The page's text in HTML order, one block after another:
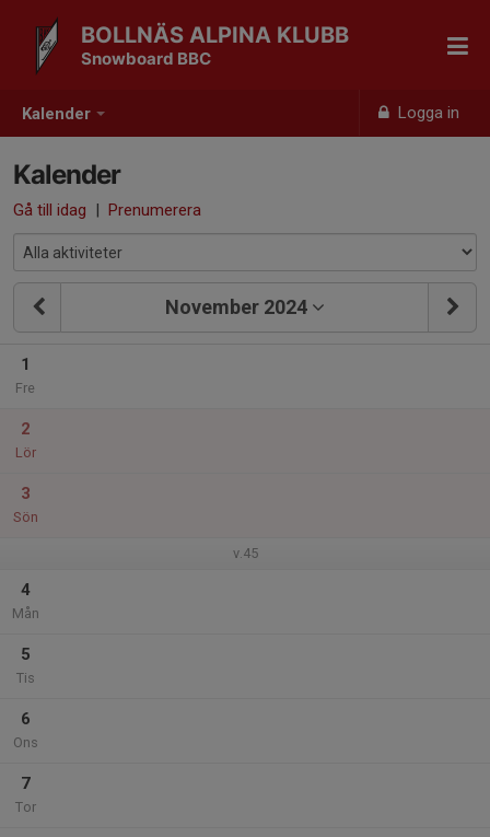
Kalender Logga in
BOLLNÄS ALPINA KLUBB
Snowboard BBC
Kalender
Gå till idag | Prenumerera
November 2024
1
Fre
2
Lör
3
Sön
v.45
4
Mån
5
Tis
6
Ons
7
Tor